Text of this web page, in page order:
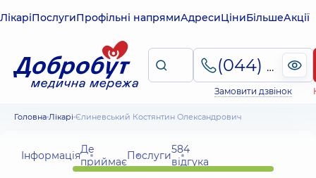
ЛікаріПослугиПрофільні напрямиАдресиЦіниБільшеАкції
(044) 495-2-888
Замовити дзвінок
Головна Лікарі Єлиневський Костянтин Олександрович
ІнформаціяДе
приймаєПослуги584
відгука